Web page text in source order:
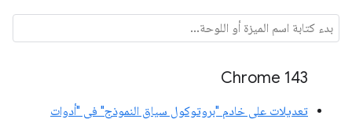
Chrome 143
تعديلات على خادم "بروتوكول سياق النموذج" في "أدوات